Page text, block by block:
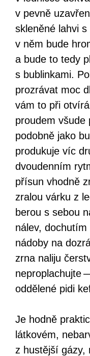
v pevně
skleněné lahvi
v něm bude
a bude to tedy
s bublinkami.
prozrávat moc
vám to při
proudem všude
podobně jako
produkuje víc
dvoudenním
přísun vhodně
zralou várku z
berou s sebou
nálev,
nádoby na
zrna naliju
neproplachujte
oddělené pidi
Je hodně
látkovém,
z hustější gázy,